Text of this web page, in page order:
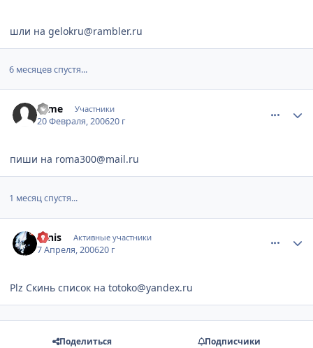
шли нa gelokru@rambler.ru
6 месяцев спустя...
rome Участники
20 Февраля, 200620 г
пиши на roma300@mail.ru
1 месяц спустя...
ornis Активные участники
7 Апреля, 200620 г
Plz Скинь список на totoko@yandex.ru
Поделиться Подписчики